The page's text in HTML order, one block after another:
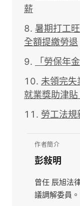
薪
暑期打工
全額提繳勞退
「勞保年
未領完失
就業獎助津貼
勞工法規
作者簡介
彭敍明
曾任 辰旭法
議調解委員。